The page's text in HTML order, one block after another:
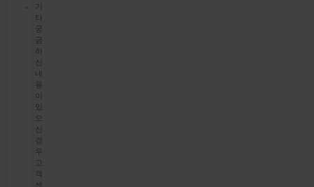
기
타
궁
금
하
신
내
용
이
있
으
신
경
우
고
객
센